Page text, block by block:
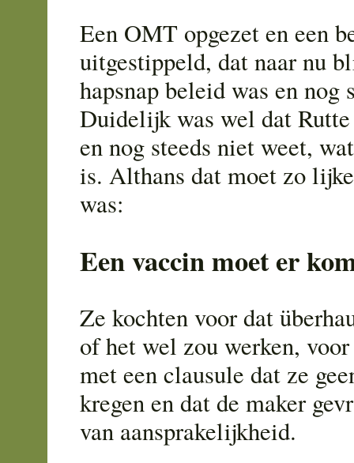
Een OMT opgezet en een
uitgestippeld, dat naar nu
hapsnap beleid was en nog
Duidelijk was wel dat
en nog steeds niet weet,
is. Althans dat moet zo
was:
Een vaccin moet er
Ze kochten voor dat
of het wel zou werken,
met een clausule dat ze
kregen en dat de maker
van aansprakelijkheid.